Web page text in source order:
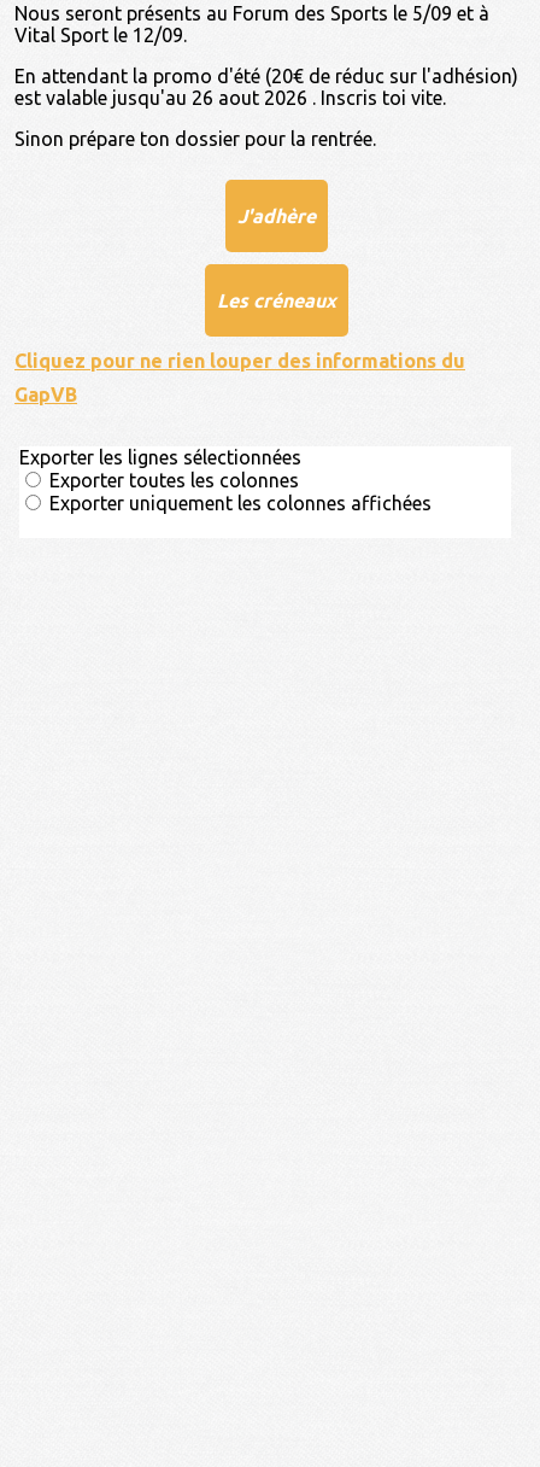
Nous seront présents au Forum des Sports le 5/09 et à
Vital Sport le 12/09.
En attendant la promo d'été (20€ de réduc sur l'adhésion)
est valable jusqu'au 26 aout 2026 . Inscris toi vite.
Sinon prépare ton dossier pour la rentrée.
J'adhère
Les créneaux
Cliquez pour ne rien louper des informations du
GapVB